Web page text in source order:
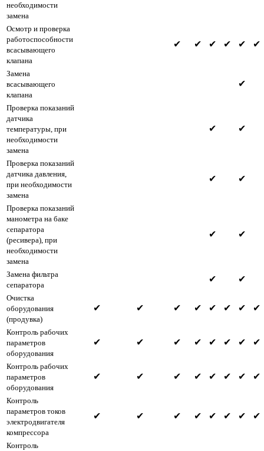
необходимости
замена
Осмотр и проверка
работоспособности
всасывающего
клапана
✔ ✔ ✔ ✔ ✔ ✔
Замена
всасывающего
клапана
✔
Проверка показаний
датчика
температуры, при
необходимости
замена
✔ ✔
Проверка показаний
датчика давления,
при необходимости
замена
✔ ✔
Проверка показаний
манометра на баке
сепаратора
(ресивера), при
необходимости
замена
✔ ✔
Замена фильтра
сепаратора
✔ ✔
Очистка
оборудования
(продувка)
✔ ✔ ✔ ✔ ✔ ✔ ✔ ✔
Контроль рабочих
параметров
оборудования
✔ ✔ ✔ ✔ ✔ ✔ ✔ ✔
Контроль рабочих
параметров
оборудования
✔ ✔ ✔ ✔ ✔ ✔ ✔ ✔
Контроль
параметров токов
электродвигателя
компрессора
✔ ✔ ✔ ✔ ✔ ✔ ✔ ✔
Контроль